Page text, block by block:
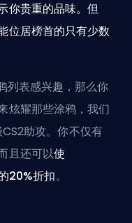
你贵重的品味。但
位居榜首的只有少数
列表感兴趣，那么你
炫耀那些涂鸦，我们
助攻。你不仅有
且还可以使
20%折扣。